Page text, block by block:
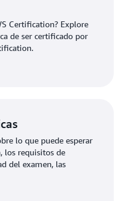
Certification? Explore
de ser certificado por
lo que puede esperar
los requisitos de
del examen, las